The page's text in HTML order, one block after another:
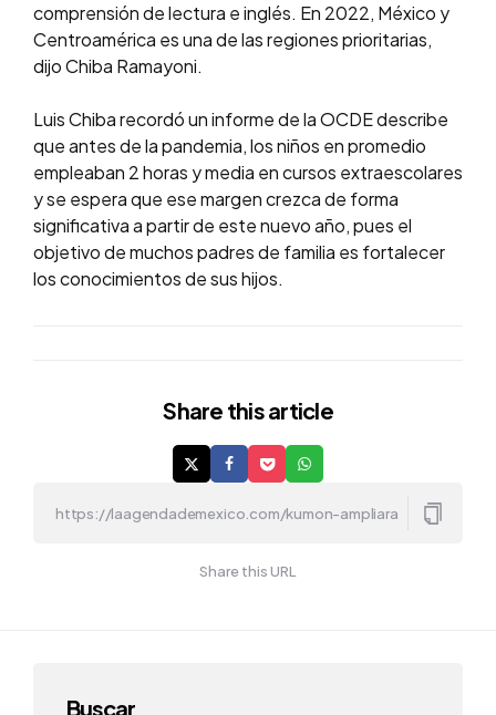
comprensión de lectura e inglés. En 2022, México y
Centroamérica es una de las regiones prioritarias,
dijo Chiba Ramayoni.
Luis Chiba recordó un informe de la OCDE describe
que antes de la pandemia, los niños en promedio
empleaban 2 horas y media en cursos extraescolares
y se espera que ese margen crezca de forma
significativa a partir de este nuevo año, pues el
objetivo de muchos padres de familia es fortalecer
los conocimientos de sus hijos.
Share this article
Share this URL
Buscar